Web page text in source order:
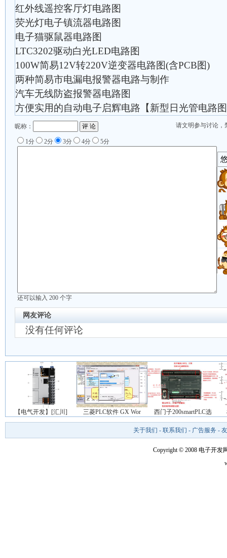
红外线遥控客厅灯电路图
荧光灯电子镇流器电路图
电子猫驱鼠器电路图
LTC3202驱动白光LED电路图
100W简易12V转220V逆变器电路图(含PCB图)
两种简易市电漏电报警器电路与制作
汽车无线防盗报警器电路图
方便实用的自动电子启辉电路【新型日光管电路
请文明参与讨论，
昵称：
1分 2分 3分 4分 5分
还可以输入 200 个字
网友评论
没有任何评论
【电气开发】[汇川] 三菱PLC软件 GX Wor 西门子200smartPLC选
关于我们 - 联系我们 - 广告服务 -
Copyright © 2008 电子开发